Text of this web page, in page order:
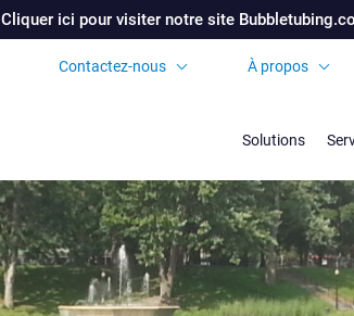
Cliquer ici pour visiter notre site
Contactez-nous À propos
internationaux
Foire aux
Solutions